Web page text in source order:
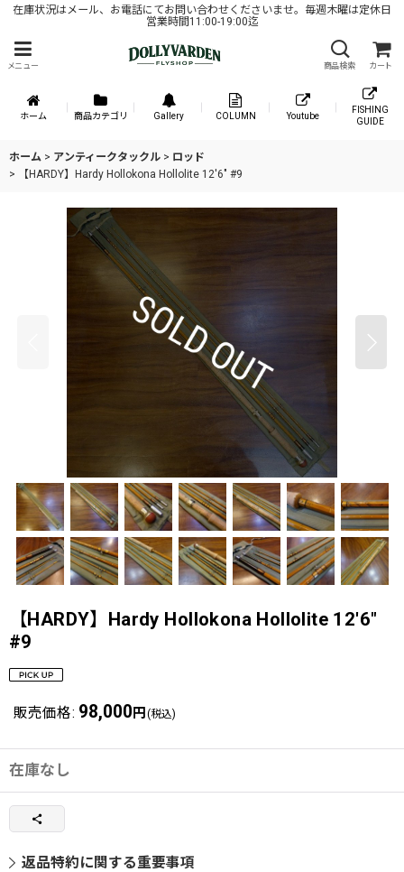
在庫状況はメール、お電話にてお問い合わせくださいませ。毎週木曜は定休日
営業時間11:00-19:00迄
メニュー 商品検索 カート
ホーム 商品カテゴリ Gallery COLUMN Youtube
FISHING
GUIDE
ホーム > アンティークタックル > ロッド
>
【HARDY】Hardy Hollokona Hollolite 12'6" #9
【HARDY】Hardy Hollokona Hollolite 12'6"
#9
販売価格: 98,000 円 (税込)
在庫なし
返品特約に関する重要事項